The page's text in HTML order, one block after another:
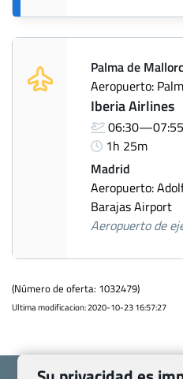
Palma de
Aeropuerto:
Iberia Airlines
1h 25m
Madrid
Aeropuerto:
Barajas Airport
Aeropuerto de
(Número de oferta: 1032479)
Ultima modificacion: 2020-10-23 16:57:27